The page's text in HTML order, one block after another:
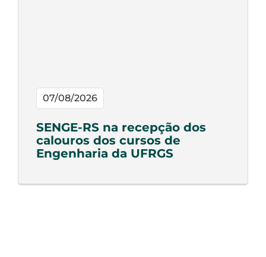
07/08/2026
SENGE-RS na recepção dos
calouros dos cursos de
Engenharia da UFRGS